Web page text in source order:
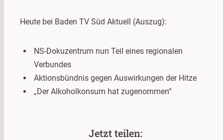
Heute bei Baden TV Süd Aktuell (Auszug):
NS-Dokuzentrum nun Teil eines regionalen
Verbundes
Aktionsbündnis gegen Auswirkungen der Hitze
„Der Alkoholkonsum hat zugenommen“